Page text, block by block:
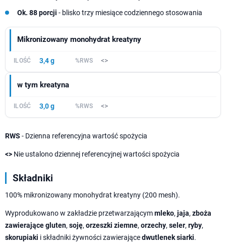
Ok. 88 porcji - blisko trzy miesiące codziennego stosowania
Mikronizowany monohydrat kreatyny
3,4 g <>
w tym kreatyna
3,0 g <>
RWS - Dzienna referencyjna wartość spożycia
<> Nie ustalono dziennej referencyjnej wartości spożycia
Składniki
100% mikronizowany monohydrat kreatyny (200 mesh).
Wyprodukowano w zakładzie przetwarzającymmleko, jaja, zboża
zawierające gluten, soję, orzeszki ziemne, orzechy, seler, ryby,
skorupiaki i składniki żywności zawierającedwutlenek siarki.